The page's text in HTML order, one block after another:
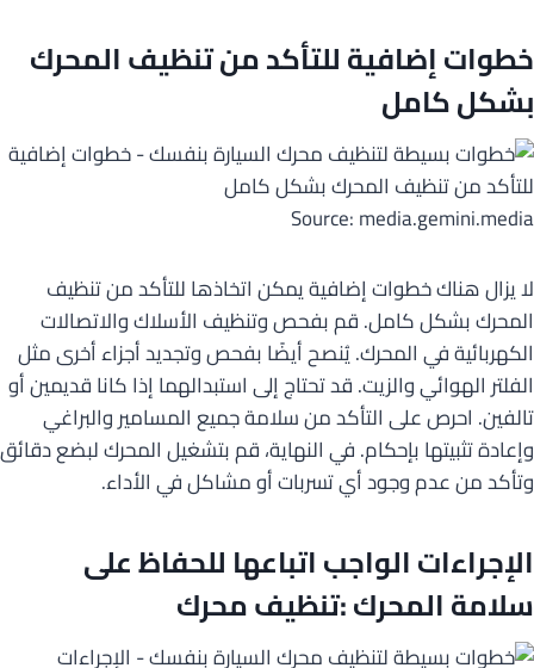
خطوات إضافية للتأكد من تنظيف المحرك
بشكل كامل
Source: media.gemini.media
لا يزال هناك خطوات إضافية يمكن اتخاذها للتأكد من تنظيف
المحرك بشكل كامل. قم بفحص وتنظيف الأسلاك والاتصالات
الكهربائية في المحرك. يُنصح أيضًا بفحص وتجديد أجزاء أخرى مثل
الفلتر الهوائي والزيت. قد تحتاج إلى استبدالهما إذا كانا قديمين أو
تالفين. احرص على التأكد من سلامة جميع المسامير والبراغي
وإعادة تثبيتها بإحكام. في النهاية، قم بتشغيل المحرك لبضع دقائق
وتأكد من عدم وجود أي تسربات أو مشاكل في الأداء.
الإجراءات الواجب اتباعها للحفاظ على
سلامة المحرك :تنظيف محرك